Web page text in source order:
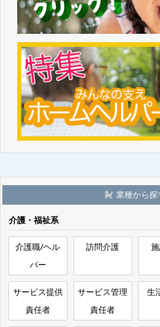
業種から探
介護・福祉系
介護職/ヘル
パー
訪問介護
サービス提供
責任者
サービス管理
責任者
生